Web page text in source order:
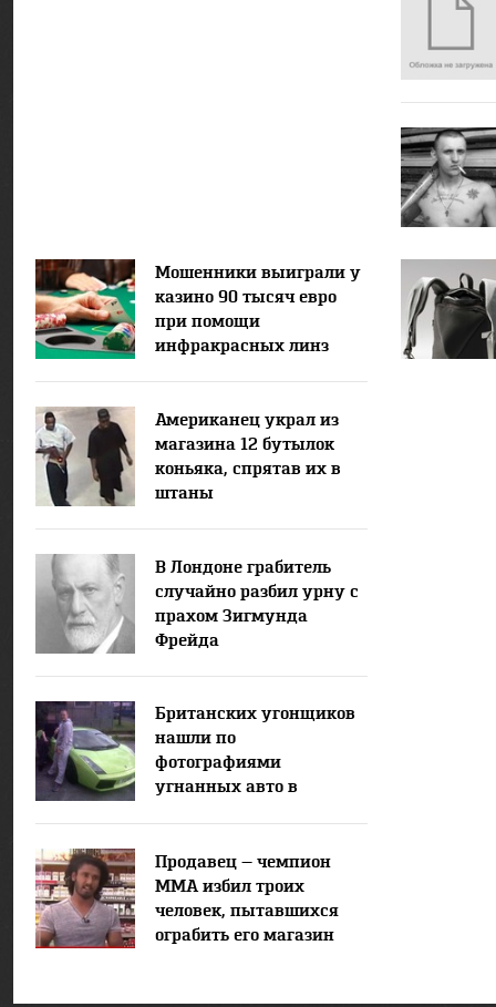
Мошенники выиграли у
казино 90 тысяч евро
при помощи
инфракрасных линз
Американец украл из
магазина 12 бутылок
коньяка, спрятав их в
штаны
В Лондоне грабитель
случайно разбил урну с
прахом Зигмунда
Фрейда
Британских угонщиков
нашли по
фотографиями
угнанных авто в
Продавец — чемпион
MMA избил троих
человек, пытавшихся
ограбить его магазин